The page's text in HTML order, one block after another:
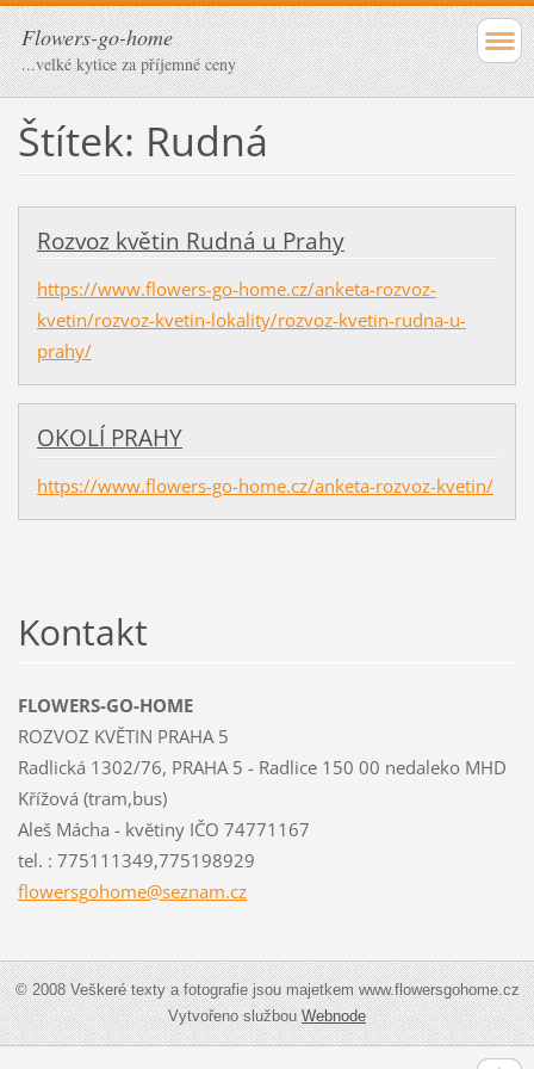
Flowers-go-home
...velké kytice za příjemné ceny
Štítek: Rudná
Rozvoz květin Rudná u Prahy
https://www.flowers-go-home.cz/anketa-rozvoz-
kvetin/rozvoz-kvetin-lokality/rozvoz-kvetin-rudna-u-
prahy/
OKOLÍ PRAHY
https://www.flowers-go-home.cz/anketa-rozvoz-kvetin/
Kontakt
FLOWERS-GO-HOME
ROZVOZ KVĚTIN PRAHA 5
Radlická 1302/76, PRAHA 5 - Radlice 150 00 nedaleko MHD
Křížová (tram,bus)
Aleš Mácha - květiny IČO 74771167
tel. : 775111349,775198929
flowersgohome@seznam.cz
© 2008 Veškeré texty a fotografie jsou majetkem www.flowersgohome.cz
Vytvořeno službouWebnode